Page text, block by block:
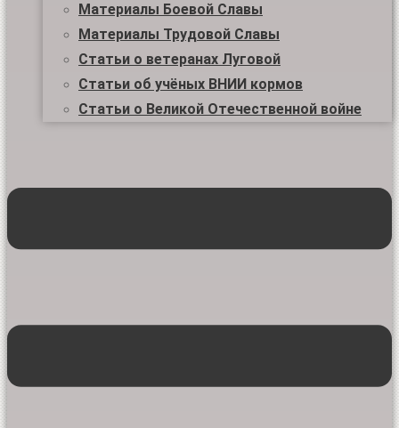
Материалы Боевой Славы
Материалы Трудовой Славы
Статьи о ветеранах Луговой
Статьи об учёных ВНИИ кормов
Статьи о Великой Отечественной войне